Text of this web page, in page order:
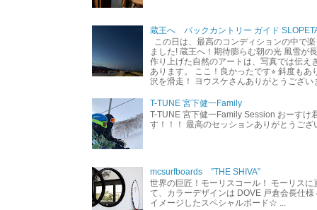
蔵王へ バックカントリー ガイド
この日は、最高のコンディションの中で
ました! 蔵王へ！期待膨らむ朝の光 風雪が
作り上げた自然のアートは、写真では伝え
あります。 ここ！良かったです⭐︎ 斜度もあ
沢を滑走！ ヨウスケさんありがとうござい
T-TUNE 宮下健一Family
T-TUNE 宮下健一Family Session おーすけ
す！！！ 最高のセッションありがとうご
mcsurfboards ”THE SHIVA”
世界の巨匠！モーリスコール！ モーリスに
て、カラーデザインは DOVE 戸倉会長仕様
イメージしたスペシャルボード☆ ...